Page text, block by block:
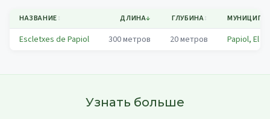
НАЗВАНИЕ↕ ДЛИНА↓ ГЛУБИНА↕
Escletxes de Papiol 300метров 20метров Papiol, El
Узнать больше